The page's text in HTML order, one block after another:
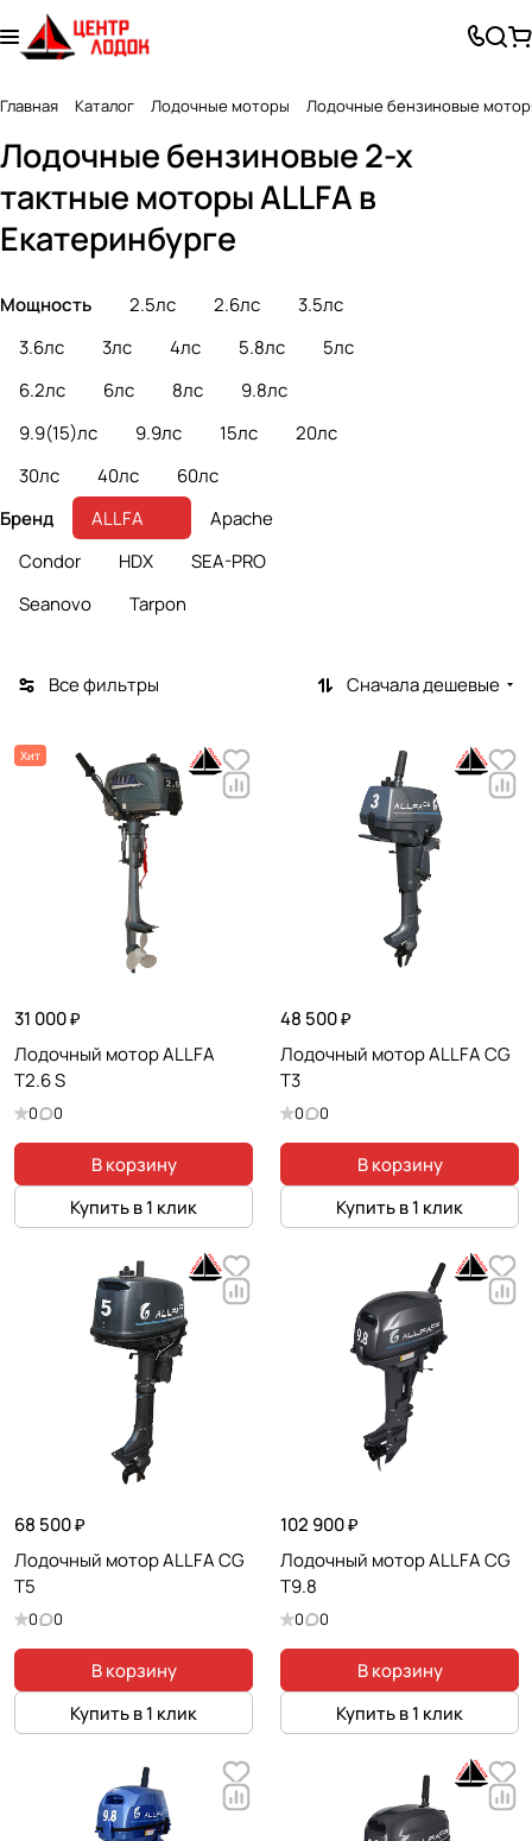
Главная Каталог Лодочные моторы Лодочные бензиновые
Лодочные бензиновые 2-х
тактные моторы ALLFA в
Екатеринбурге
Мощность 2.5лс 2.6лс
3.5лс
3.6лс
3лс 4лс 5.8лс
5лс
6.2лс
6лс 8лс
9.8лс
9.9(15)лс
9.9лс 15лс
20лс
30лс
40лс
60лс
Бренд
ALLFA
Apache
Condor
HDX
SEA-PRO
Seanovo
Tarpon
Все фильтры Сначала дешевые
Хит
31 000 ₽
Лодочный мотор ALLFA
T2.6 S
0 0
В корзину
Купить в 1 клик
48 500 ₽
Лодочный мотор ALLFA CG
T3
0 0
В корзину
Купить в 1 клик
68 500 ₽
Лодочный мотор ALLFA CG
T5
0 0
В корзину
Купить в 1 клик
102 900 ₽
Лодочный мотор ALLFA CG
T9.8
0 0
В корзину
Купить в 1 клик